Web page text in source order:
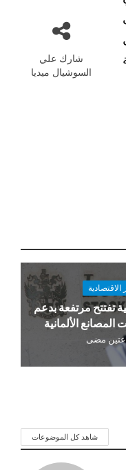
شارك علي
السوشيال ميديا
الاقتصادية
تفتتح مرتفعة بدعم
المصانع الألمانية
مضى
شاهد كل الموضوعات